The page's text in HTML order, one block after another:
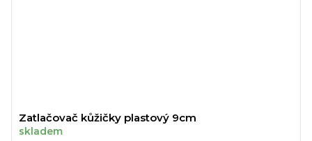
Zatlačovač kůžičky plastový 9cm
skladem